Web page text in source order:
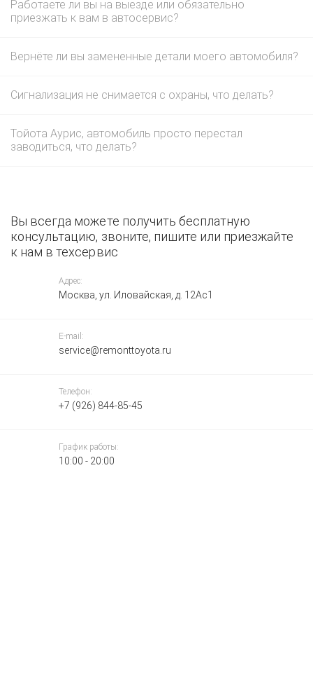
Работаете ли вы на выезде или обязательно
приезжать к вам в автосервис?
Вернёте ли вы замененные детали моего автомобиля?
Сигнализация не снимается с охраны, что делать?
Тойота Аурис, автомобиль просто перестал
заводиться, что делать?
Вы всегда можете получить бесплатную
консультацию, звоните, пишите или приезжайте
к нам в техсервис
Адрес:
Москва, ул. Иловайская, д. 12Ас1
E-mail:
service@remonttoyota.ru
Телефон:
+7 (926) 844-85-45
График работы:
10:00 - 20:00